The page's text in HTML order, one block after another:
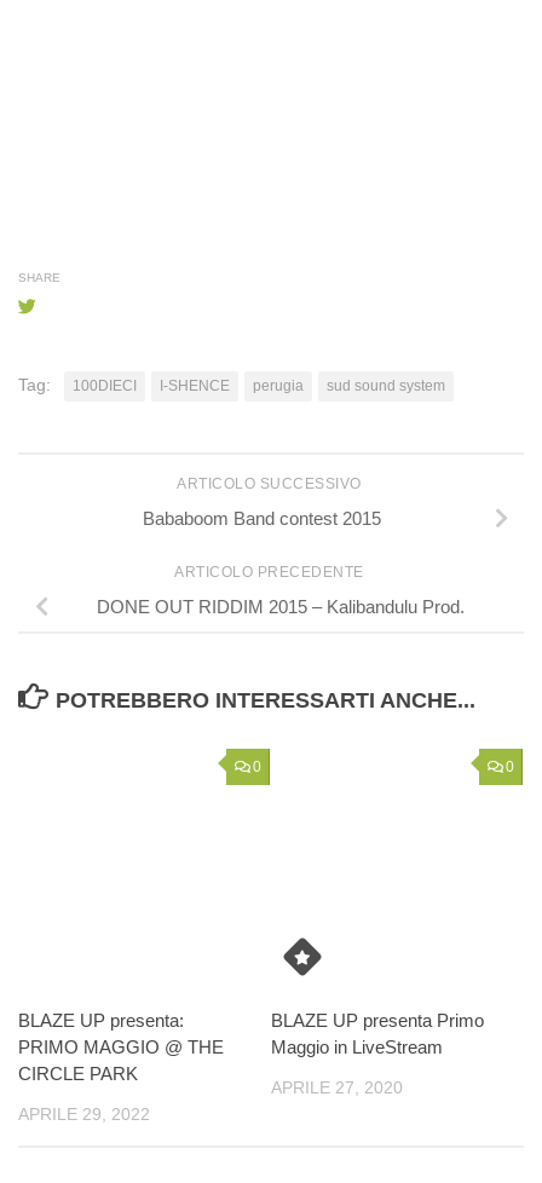
SHARE
Tag: 100DIECI I-SHENCE perugia sud sound system
ARTICOLO SUCCESSIVO
Bababoom Band contest 2015
ARTICOLO PRECEDENTE
DONE OUT RIDDIM 2015 – Kalibandulu Prod.
POTREBBERO INTERESSARTI ANCHE...
0
BLAZE UP presenta:
PRIMO MAGGIO @ THE
CIRCLE PARK
APRILE 29, 2022
0
BLAZE UP presenta Primo
Maggio in LiveStream
APRILE 27, 2020